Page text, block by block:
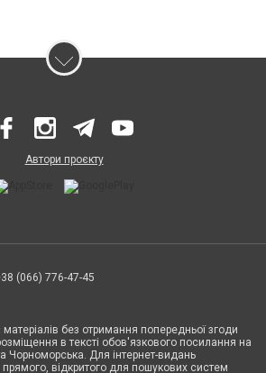
Автори проєкту
(066) 776-47-45
без отримання попередньої згоди
в тексті обов'язкового посилання на
Чорноморська. Для інтернет-видань
відкритого для пошукових систем